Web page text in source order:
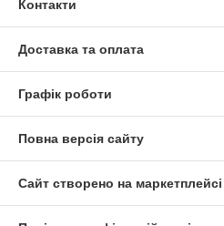
Контакти
Доставка та оплата
Графік роботи
Повна версія сайту
Сайт створено на маркетплейсі